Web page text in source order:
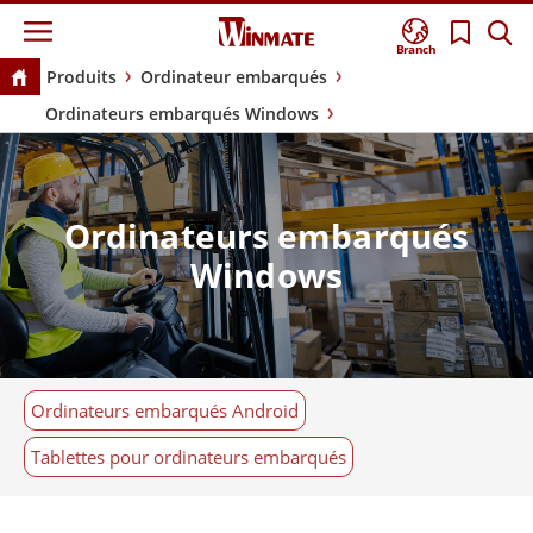
Branch
Produits
Ordinateur embarqués
Ordinateurs embarqués Windows
Ordinateurs embarqués
Windows
Ordinateurs embarqués Android
Tablettes pour ordinateurs embarqués